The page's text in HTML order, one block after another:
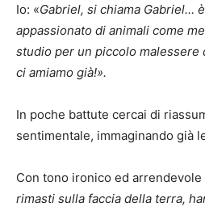
Io: «Gabriel, si chiama Gabriel…
appassionato di animali come
studio per un piccolo malessere
ci amiamo già!».
In poche battute cercai di
sentimentale, immaginando già
Con tono ironico ed arrendevole
rimasti sulla faccia della terra,